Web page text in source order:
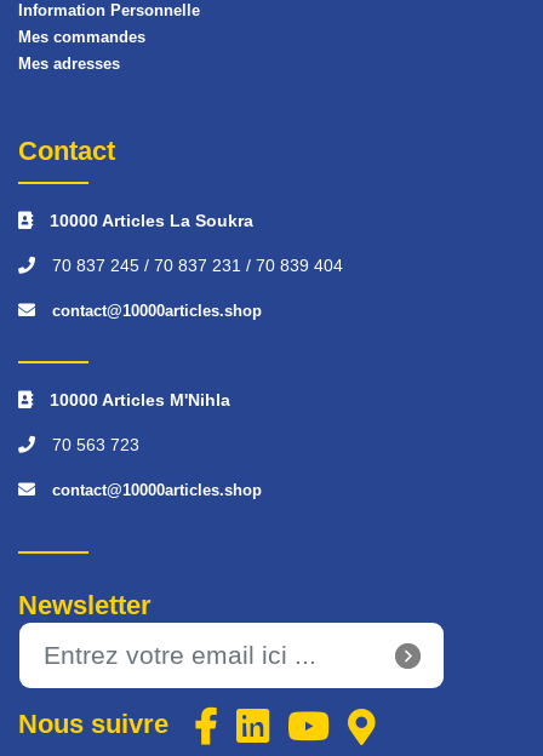
Information Personnelle
Mes commandes
Mes adresses
Contact
10000 Articles La Soukra
70 837 245 / 70 837 231 / 70 839 404
contact@10000articles.shop
10000 Articles M'Nihla
70 563 723
contact@10000articles.shop
Newsletter
Nous suivre